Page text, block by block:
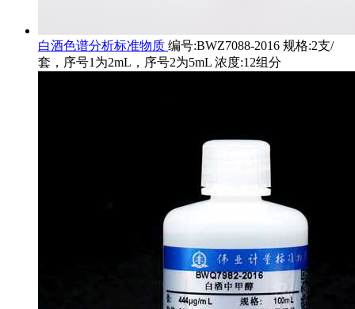
白酒色谱分析标准物质 编号:BWZ7088-2016 规格:2支/
套，序号1为2mL，序号2为5mL 浓度:12组分